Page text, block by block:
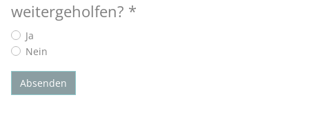
weitergeholfen? *
Ja
Nein
Absenden